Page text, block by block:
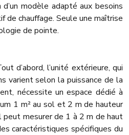
modèle adapté aux besoins
de chauffage. Seule une maîtrise
de pointe.
d’abord, l’unité extérieure, qui
varient selon la puissance de la
nécessite un espace dédié à
1 m² au sol et 2 m de hauteur
peut mesurer de 1 à 2 m de haut
caractéristiques spécifiques du